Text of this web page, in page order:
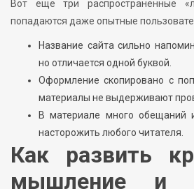
Вот еще три распространенные
попадаются даже опытные
Название сайта сильно
но отличается одной буквой.
Оформление скопировано с
материалы не выдерживают
В материале много обещаний
насторожить любого читателя.
Как развить
мышление и